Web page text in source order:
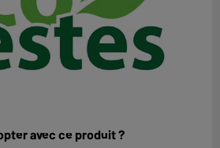
avec ce produit ?